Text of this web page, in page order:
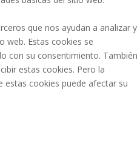
que nos ayudan a analizar y
web. Estas cookies se
con su consentimiento. También
estas cookies. Pero la
estas cookies puede afectar su